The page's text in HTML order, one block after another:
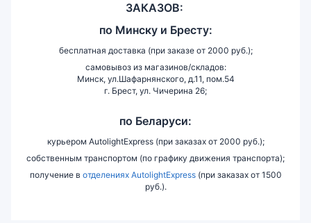
ЗАКАЗОВ:
по Минску и Бресту:
бесплатная доставка (при заказе от 2000 руб.);
самовывоз из магазинов/складов:
Минск, ул.Шафарнянского, д.11, пом.54
г. Брест, ул. Чичерина 26;
по Беларуси:
курьером AutolightExpress (при заказах от 2000 руб.);
собственным транспортом (по графику движения транспорта);
получение в отделениях AutolightExpress(при заказах от 1500
руб.).